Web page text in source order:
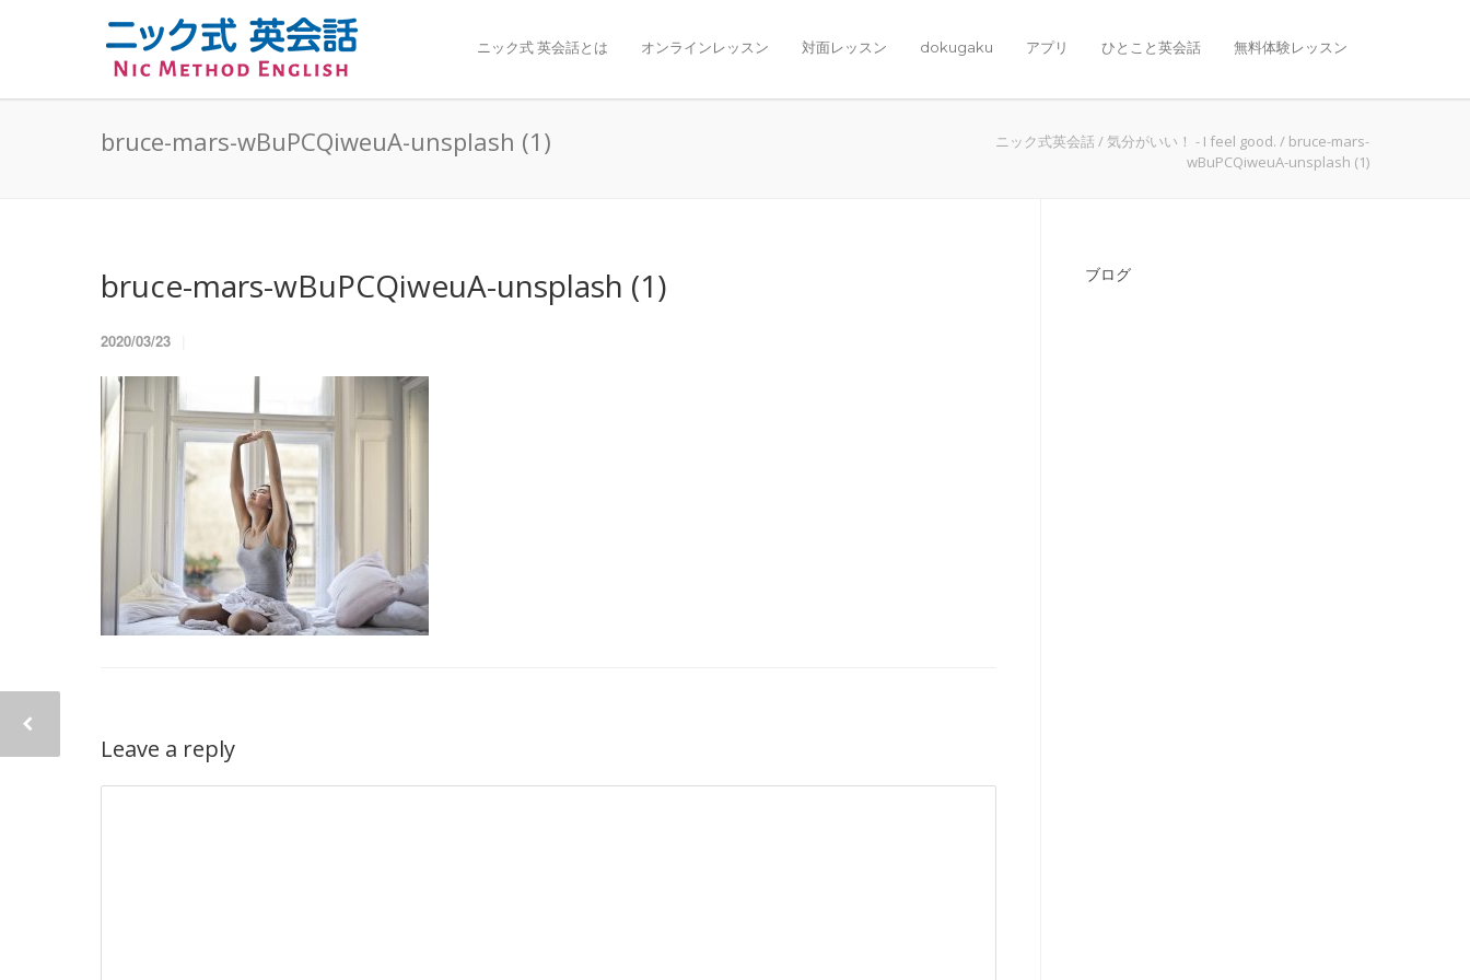
ニック式 英会話とは オンラインレッスン 対面レッスン dokugaku アプリ ひとこと英会話 無料体験レッスン
bruce-mars-wBuPCQiweuA-unsplash (1) ニック式英会話 /気分がいい！ - I feel good. / bruce-mars-
wBuPCQiweuA-unsplash (1)
bruce-mars-wBuPCQiweuA-unsplash (1)
2020/03/23
Leave a reply
ブログ